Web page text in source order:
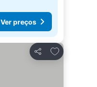
Ver preços
Partilhar
Adicionar